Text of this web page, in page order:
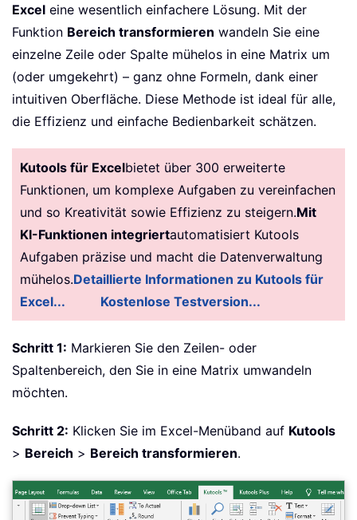
Excel eine wesentlich einfachere Lösung. Mit der
Funktion Bereich transformieren wandeln Sie eine
einzelne Zeile oder Spalte mühelos in eine Matrix um
(oder umgekehrt) – ganz ohne Formeln, dank einer
intuitiven Oberfläche. Diese Methode ist ideal für alle,
die Effizienz und einfache Bedienbarkeit schätzen.
Kutools für Excelbietet über 300 erweiterte
Funktionen, um komplexe Aufgaben zu vereinfachen
und so Kreativität sowie Effizienz zu steigern.Mit
KI-Funktionen integriertautomatisiert Kutools
Aufgaben präzise und macht die Datenverwaltung
mühelos.Detaillierte Informationen zu Kutools für
Excel...
Kostenlose Testversion...
Schritt 1: Markieren Sie den Zeilen- oder
Spaltenbereich, den Sie in eine Matrix umwandeln
möchten.
Schritt 2: Klicken Sie im Excel-Menüband auf Kutools
> Bereich > Bereich transformieren.